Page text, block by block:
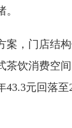
，门店结
饮消费空
元回落